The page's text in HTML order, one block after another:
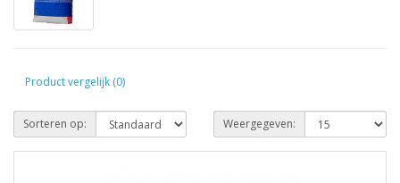
Product vergelijk (0)
Sorteren op: Weergegeven: